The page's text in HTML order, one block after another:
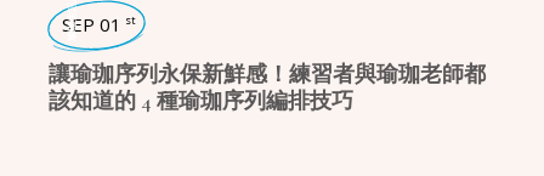
瑜珈生活
SEP 01 st
讓瑜珈序列永保新鮮感！練習者與瑜珈老師都
該知道的 4 種瑜珈序列編排技巧